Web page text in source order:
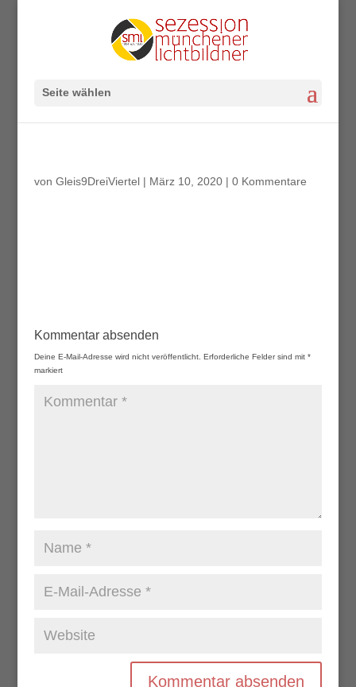
Seite wählen
von Gleis9DreiViertel| März 10, 2020| 0 Kommentare
Kommentar absenden
Deine E-Mail-Adresse wird nicht veröffentlicht. Erforderliche Felder sind mit *
markiert